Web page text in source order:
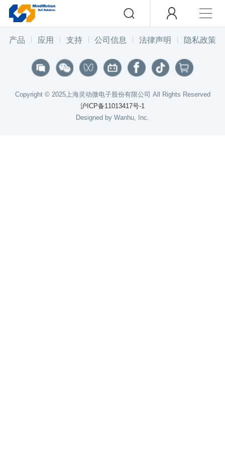
产品 应用 支持 公司信息 法律声明 隐私政策
Copyright © 2025上海灵动微电子股份有限公司 All Rights Reserved
沪ICP备11013417号-1
Designed by Wanhu, Inc.